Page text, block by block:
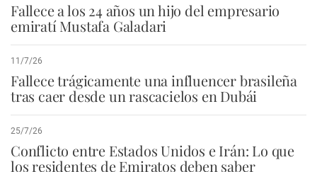
Fallece a los 24 años un hijo del empresario
emiratí Mustafa Galadari
11/7/26
Fallece trágicamente una influencer brasileña
tras caer desde un rascacielos en Dubái
25/7/26
Conflicto entre Estados Unidos e Irán: Lo que
los residentes de Emiratos deben saber